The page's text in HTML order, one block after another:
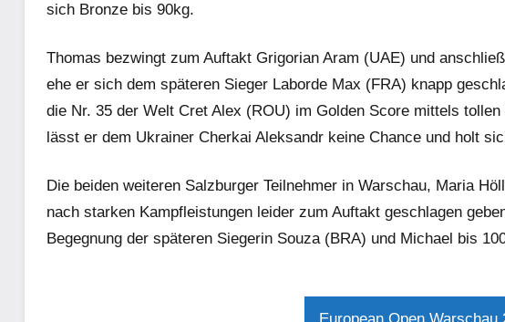
sich Bronze bis 90kg.
Thomas bezwingt zum Auftakt Grigorian Aram (UAE) und
ehe er sich dem späteren Sieger Laborde Max (FRA) knapp
die Nr. 35 der Welt Cret Alex (ROU) im Golden Score mittels
lässt er dem Ukrainer Cherkai Aleksandr keine Chance und holt
Die beiden weiteren Salzburger Teilnehmer in Warschau, Maria
nach starken Kampfleistungen leider zum Auftakt geschlagen
Begegnung der späteren Siegerin Souza (BRA) und Michael bis